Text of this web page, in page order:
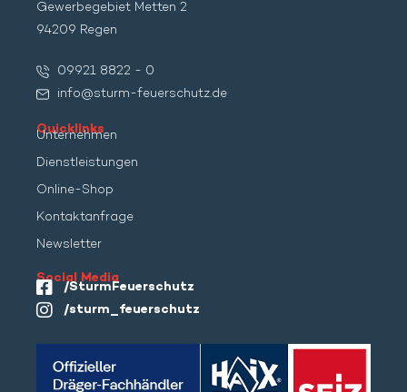
Gewerbegebiet Metten 2
94209 Regen
09921 8822 - 0
info@sturm-feuerschutz.de
Quicklinks
Unternehmen
Dienstleistungen
Online-Shop
Kontaktanfrage
Newsletter
Social Media
/SturmFeuerschutz
/sturm_feuerschutz